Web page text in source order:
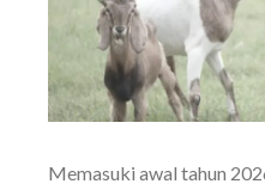
Memasuki awal tahun